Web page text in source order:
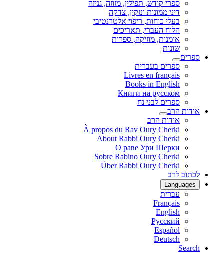
ספרי קודש, תפילין, מזוזה, גניזה
דיני ממונות ונזקין, צדקה
בעלי כוחות, ריפוי אלטרנטיבי
הלוח העברי, תאריכים
אומנות, מוזיקה, ספרות
שונות
ספרים
ספרים בעברית
Livres en français
Books in English
Книги на русском
ספרים לבני נח
אודות הרב
אודות הרב
À propos du Rav Oury Cherki
About Rabbi Oury Cherki
О раве Ури Шерки
Sobre Rabino Oury Cherki
Über Rabbi Oury Cherki
לכתוב לרב
Languages
עברית
Français
English
Русский
Español
Deutsch
Search